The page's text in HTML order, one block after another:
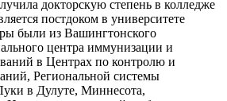
докторскую степень в колледже
постдоком в университете
были из Вашингтонского
центра иммунизации и
в Центрах по контролю и
Региональной системы
в Дулуте, Миннесота,